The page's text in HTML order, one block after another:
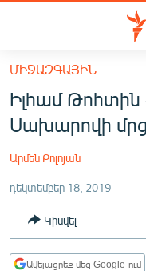
Մատչելիության
հիմնական
բովանդակությանը
Անցնել
հիմնական
մենյուին
ՀԱՅԱՍՏԱՆ
ՔԱՂԱՔԱԿԱՆ
ԸՆՏՐՈՒԹՅՈՒՆՆԵՐ
ԻՐԱՎՈՒՆՔ
ՀԱՍԱՐԱԿՈՒԹՅՈՒՆ
ՏՆՏԵՍՈՒԹՅՈՒՆ
ՄԻՋԱԶԳԱՅԻՆ
Իլհամ Թոհտին
Սախարովի
Արմեն Քոլոյան
դեկտեմբեր 18, 2019
Կիսվել
Ավելացրեք մեզ Google-ում